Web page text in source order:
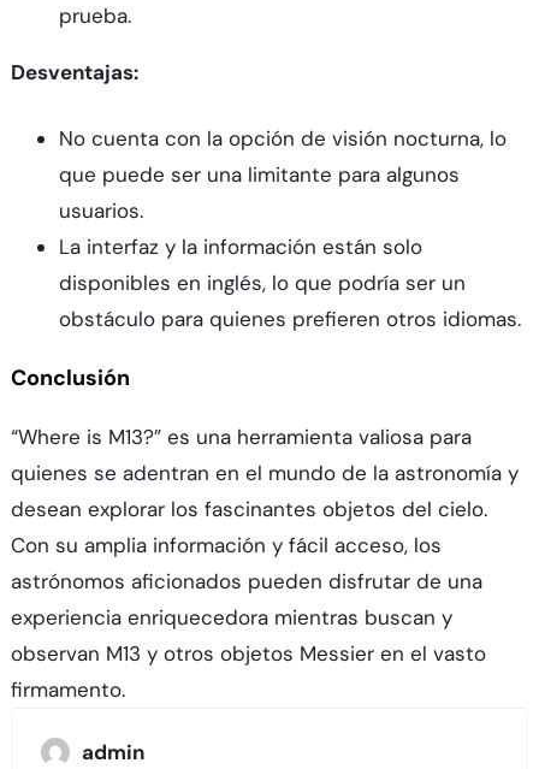
prueba.
Desventajas:
No cuenta con la opción de visión nocturna, lo
que puede ser una limitante para algunos
usuarios.
La interfaz y la información están solo
disponibles en inglés, lo que podría ser un
obstáculo para quienes prefieren otros idiomas.
Conclusión
“Where is M13?” es una herramienta valiosa para
quienes se adentran en el mundo de la astronomía y
desean explorar los fascinantes objetos del cielo.
Con su amplia información y fácil acceso, los
astrónomos aficionados pueden disfrutar de una
experiencia enriquecedora mientras buscan y
observan M13 y otros objetos Messier en el vasto
firmamento.
admin